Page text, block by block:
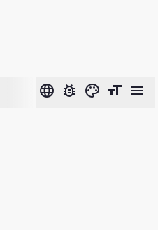
language bug_report color_lens format_size menu